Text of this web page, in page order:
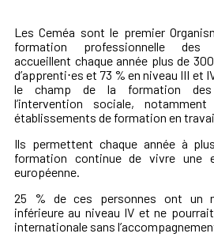
Les Ceméa sont le premier
formation professionnelle des
accueillent chaque année plus de
d’apprenti⋅es et 73 % en niveau III et
le champ de la formation des
l’intervention sociale,
établissements de formation en
Ils permettent chaque année à
formation continue de vivre une
européenne.
25 % de ces personnes ont un
inférieure au niveau IV et ne
internationale sans